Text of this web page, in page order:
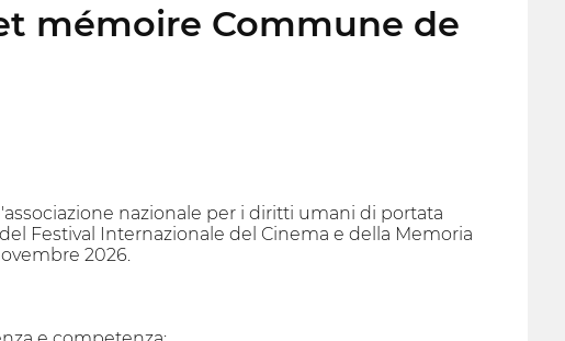
mémoire Commune de
nazionale per i diritti umani di portata
Festival Internazionale del Cinema e della Memoria
2026.